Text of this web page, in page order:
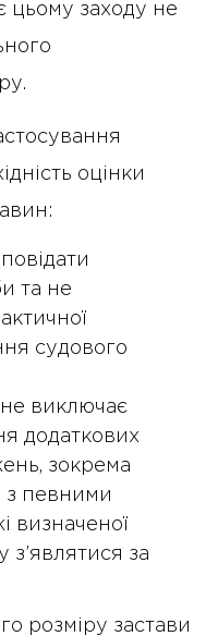
цьому заходу не
оцінки
та не
судового
не виключає
додаткових
зокрема
з певними
визначеної
з’являтися за
розміру застави